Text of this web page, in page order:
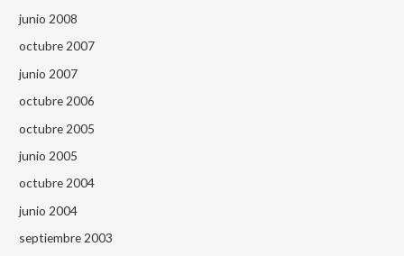
junio 2008
octubre 2007
junio 2007
octubre 2006
octubre 2005
junio 2005
octubre 2004
junio 2004
septiembre 2003